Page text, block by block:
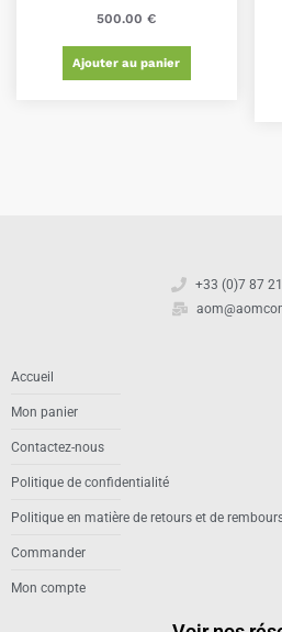
500.00€
Ajouter au panier
+33 (0)7 87
Accueil
Mon panier
Contactez-nous
Politique de confidentialité
Politique en matière de retours et de
Commander
Mon compte